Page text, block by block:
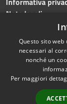
Note legali
Dichiarazione di
Accessibilità
Questo sito
necessari al
nonché un
Per maggiori